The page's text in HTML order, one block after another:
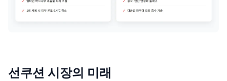
선쿠션 시장의 미래